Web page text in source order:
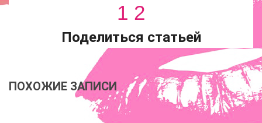
1 2
Поделиться статьей
ПОХОЖИЕ ЗАПИСИ